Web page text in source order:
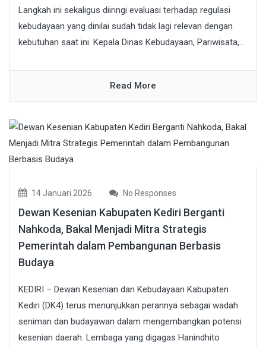
Langkah ini sekaligus diiringi evaluasi terhadap regulasi
kebudayaan yang dinilai sudah tidak lagi relevan dengan
kebutuhan saat ini. Kepala Dinas Kebudayaan, Pariwisata,...
Read More
14 Januari 2026 No Responses
Dewan Kesenian Kabupaten Kediri Berganti
Nahkoda, Bakal Menjadi Mitra Strategis
Pemerintah dalam Pembangunan Berbasis
Budaya
KEDIRI – Dewan Kesenian dan Kebudayaan Kabupaten
Kediri (DK4) terus menunjukkan perannya sebagai wadah
seniman dan budayawan dalam mengembangkan potensi
kesenian daerah. Lembaga yang digagas Hanindhito